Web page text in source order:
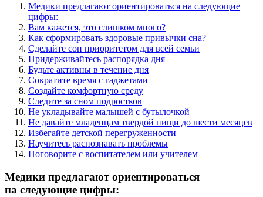
Медики предлагают ориентироваться на следующие
цифры:
Вам кажется, это слишком много?
Как сформировать здоровые привычки сна?
Сделайте сон приоритетом для всей семьи
Придерживайтесь распорядка дня
Будьте активны в течение дня
Сократите время с гаджетами
Создайте комфортную среду
Следите за сном подростков
Не укладывайте малышей с бутылочкой
Не давайте младенцам твердой пищи до шести месяцев
Избегайте детской перегруженности
Научитесь распознавать проблемы
Поговорите с воспитателем или учителем
Медики предлагают ориентироваться
на следующие цифры: